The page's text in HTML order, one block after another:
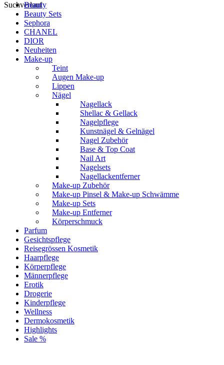
Suchverlauf
Beauty
Beauty Sets
Sephora
CHANEL
DIOR
Neuheiten
Make-up
Teint
Augen Make-up
Lippen
Nägel
Nagellack
Shellac & Gellack
Nagelpflege
Kunstnägel & Gelnägel
Nagel Zubehör
Base & Top Coat
Nail Art
Nagelsets
Nagellackentferner
Make-up Zubehör
Make-up Pinsel & Make-up Schwämme
Make-up Sets
Make-up Entferner
Körperschmuck
Parfum
Gesichtspflege
Reisegrössen Kosmetik
Haarpflege
Körperpflege
Männerpflege
Erotik
Drogerie
Kinderpflege
Wellness
Dermokosmetik
Highlights
Sale %